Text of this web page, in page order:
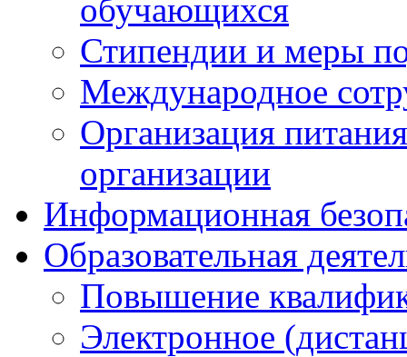
обучающихся
Стипендии и меры
Международное
Организация
организации
Информационная
Образовательная
Повышение
Электронное